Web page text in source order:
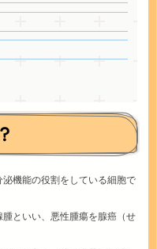
機能の役割をしている細胞で
といい、悪性腫瘍を腺癌（せ